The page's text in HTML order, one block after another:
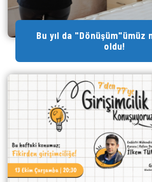
Bu yıl da "Dönüşüm"ümüz
oldu!